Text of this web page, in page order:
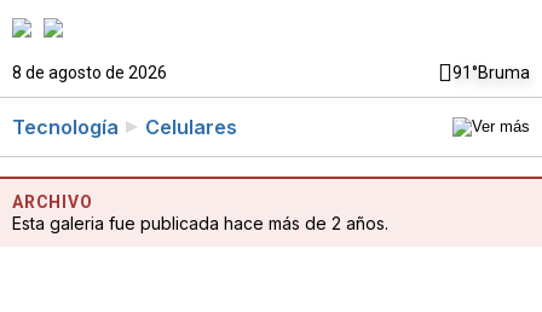
8 de agosto de 2026 91°Bruma
Tecnología Celulares
ARCHIVO
Esta galeria fue publicada hace más de 2 años.